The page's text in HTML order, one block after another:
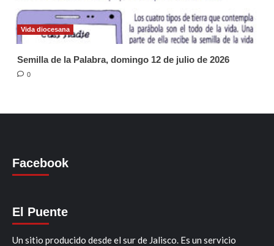
Vida diocesana
Semilla de la Palabra, domingo 12 de julio de 2026
0
Facebook
El Puente
Un sitio producido desde el sur de Jalisco. Es un servicio